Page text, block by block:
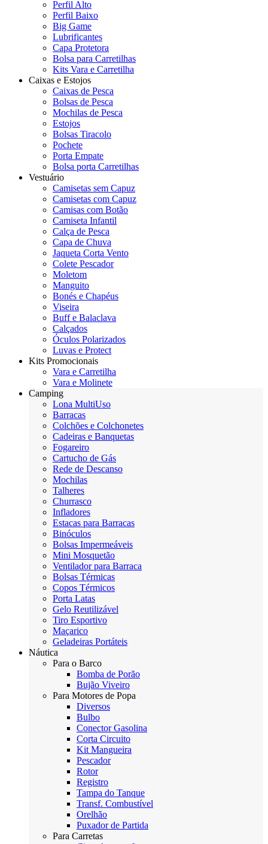
Perfil Alto
Perfil Baixo
Big Game
Lubrificantes
Capa Protetora
Bolsa para Carretilhas
Kits Vara e Carretilha
Caixas e Estojos
Caixas de Pesca
Bolsas de Pesca
Mochilas de Pesca
Estojos
Bolsas Tiracolo
Pochete
Porta Empate
Bolsa porta Carretilhas
Vestuário
Camisetas sem Capuz
Camisetas com Capuz
Camisas com Botão
Camiseta Infantil
Calça de Pesca
Capa de Chuva
Jaqueta Corta Vento
Colete Pescador
Moletom
Manguito
Bonés e Chapéus
Viseira
Buff e Balaclava
Calçados
Óculos Polarizados
Luvas e Protect
Kits Promocionais
Vara e Carretilha
Vara e Molinete
Camping
Lona MultiUso
Barracas
Colchões e Colchonetes
Cadeiras e Banquetas
Fogareiro
Cartucho de Gás
Rede de Descanso
Mochilas
Talheres
Churrasco
Infladores
Estacas para Barracas
Binóculos
Bolsas Impermeáveis
Mini Mosquetão
Ventilador para Barraca
Bolsas Térmicas
Copos Térmicos
Porta Latas
Gelo Reutilizável
Tiro Esportivo
Maçarico
Geladeiras Portáteis
Náutica
Para o Barco
Bomba de Porão
Bujão Viveiro
Para Motores de Popa
Diversos
Bulbo
Conector Gasolina
Corta Circuito
Kit Mangueira
Pescador
Rotor
Registro
Tampa do Tanque
Transf. Combustível
Orelhão
Puxador de Partida
Para Carretas